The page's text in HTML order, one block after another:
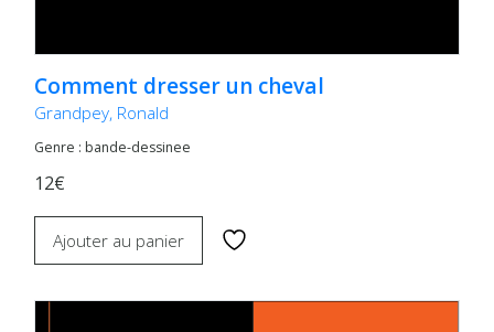
Comment dresser un cheval
Grandpey, Ronald
Genre : bande-dessinee
12€
Ajouter au panier